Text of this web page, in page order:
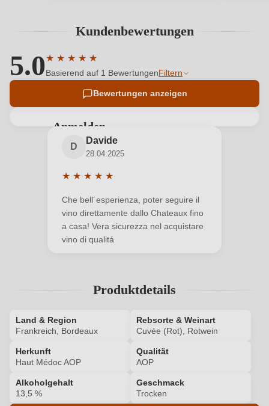
Kundenbewertungen
5.0★ ★ ★ ★ ★
Durchschnittliche Bewertung von 5 von 5 Sternen
Basierend auf 1 BewertungenFiltern
Bewertungen anzeigen
Anmelden
Bewertungen können nur von angemeldeten
Benutzern abgegeben werden. Bitte loggen Sie sich
Neuer Kunde?Neuer Kunde?
Ihre E-Mail-Adresse
Ihr Passwort
Ich habe mein Passwort vergessen
ANMELDEN
D
Davide
28.04.2025
★ ★ ★ ★ ★
Che bell´esperienza, poter seguire il
vino direttamente dallo Chateaux fino
a casa! Vera sicurezza nel acquistare
vino di qualitá
Produktdetails
Land & Region
Frankreich, Bordeaux
Rebsorte & Weinart
Cuvée (Rot), Rotwein
Herkunft
Haut Médoc AOP
Qualität
AOP
Alkoholgehalt
13,5 %
Geschmack
Trocken